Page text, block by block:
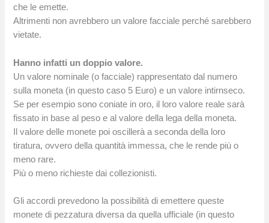
che le emette.
Altrimenti non avrebbero un valore facciale perché sarebbero
vietate.
Hanno infatti un doppio valore.
Un valore nominale (o facciale) rappresentato dal numero
sulla moneta (in questo caso 5 Euro) e un valore intirnseco.
Se per esempio sono coniate in oro, il loro valore reale sarà
fissato in base al peso e al valore della lega della moneta.
Il valore delle monete poi oscillerà a seconda della loro
tiratura, ovvero della quantità immessa, che le rende più o
meno rare.
Più o meno richieste dai collezionisti.
Gli accordi prevedono la possibilità di emettere queste
monete di pezzatura diversa da quella ufficiale (in questo